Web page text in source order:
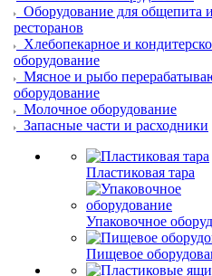
Оборудование для общепита и
ресторанов
Хлебопекарное и
оборудование
Мясное и рыбо
оборудование
Молочное оборудование
Запасные части и расходники
Пластиковая тара
Упаковочное
Пищевое